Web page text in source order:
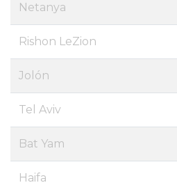
Netanya
Rishon LeZion
Jolón
Tel Aviv
Bat Yam
Haifa